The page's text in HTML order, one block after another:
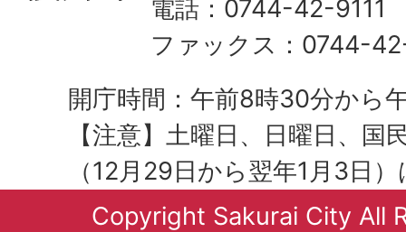
電話：0744-42-9111
ファックス：0744-
開庁時間：午前8時30分から
【注意】土曜日、日曜日、国
（12月29日から翌年1月3日
Copyright Sakurai City All